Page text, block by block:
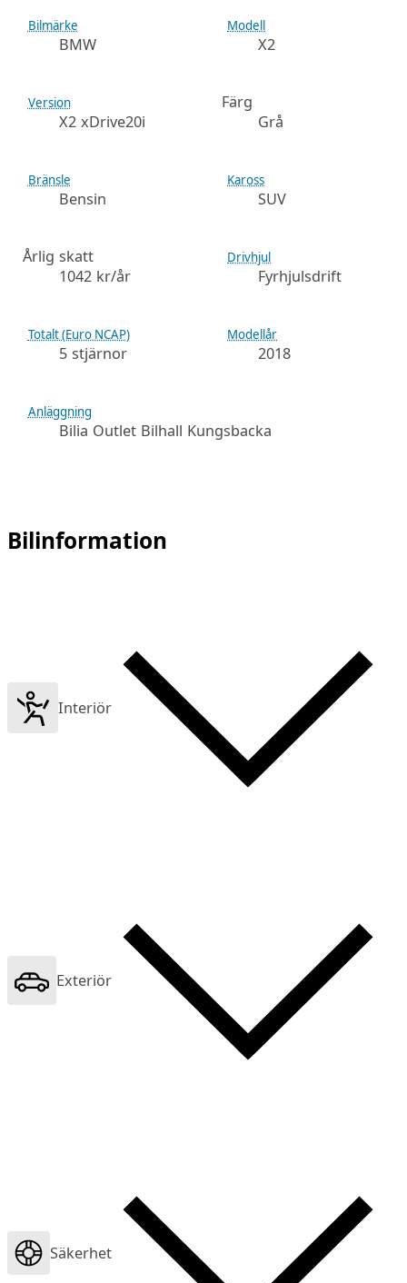
Bilmärke
BMW
Modell
X2
Version
X2 xDrive20i
Färg
Grå
Bränsle
Bensin
Kaross
SUV
Årlig skatt
1042 kr/år
Drivhjul
Fyrhjulsdrift
Totalt (Euro NCAP)
5 stjärnor
Modellår
2018
Anläggning
Bilia Outlet Bilhall Kungsbacka
Bilinformation
Interiör
Exteriör
Säkerhet